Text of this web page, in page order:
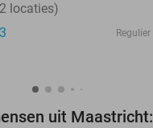
locaties)
Regulier
uit Maastricht: